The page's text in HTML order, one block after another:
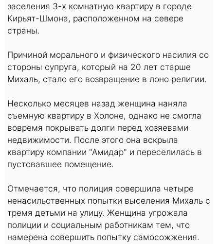
заселения 3-х комнатную квартиру в городе
Кирьят-Шмона, расположенном на севере
страны.
Причиной морального и физического насилия со
стороны супруга, который на 20 лет старше
Михаль, стало его возвращение в лоно религии.
Несколько месяцев назад женщина наняла
съемную квартиру в Холоне, однако не смогла
вовремя покрывать долги перед хозяевами
недвижимости. После этого она вскрыла
квартиру компании "Амидар" и переселилась в
пустовавшее помещение.
Отмечается, что полиция совершила четыре
ненасильственных попытки выселения Михаль с
тремя детьми на улицу. Женщина угрожала
полиции и социальным работникам тем, что
намерена совершить попытку самосожжения.